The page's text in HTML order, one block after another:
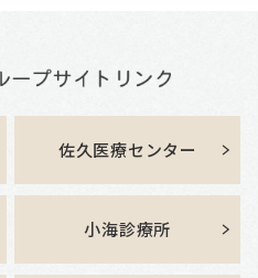
佐久医療センター
小海診療所